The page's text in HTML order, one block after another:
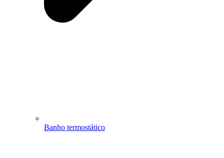
Banho termostático